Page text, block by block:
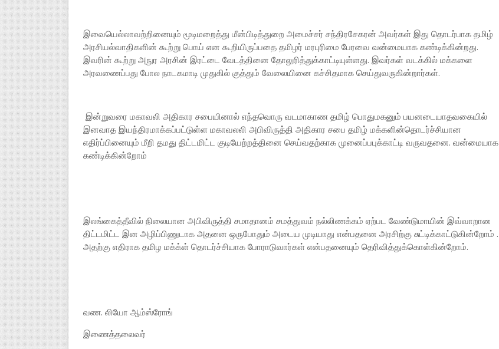
இவையெல்லாவற்றினையும் மூடிமறைத்து மீன்பிடித்துறை அமைச்சர் சந்திரசேகரன் அவர்கள் இது தொடர்பாக தமிழ்
அரசியல்வாதிகளின் கூற்று பொய் என கூறியிருப்பதை தமிழர் மரபுரிமை பேரவை வன்மையாக கண்டிக்கின்றது.
இவரின் கூற்று அநுர அரசின் இரட்டை வேடத்தினை தோலுரித்துக்காட்டியுள்ளது. இவர்கள் வடக்கில் மக்களை
அரவணைப்பது போல நாடகமாடி முதுகில் குத்தும் வேலையினை கச்சிதமாக செய்துவருகின்றார்கள்.
இன்றுவரை மகாவலி அதிகார சபையினால் எந்தவொரு வடமாகாண தமிழ் பொதுமகனும் பயனடையாதவகையில்
இனவாத இயந்திரமாக்கப்பட்டுள்ள மகாவலலி அபிவிருத்தி அதிகார சபை தமிழ் மக்களின்தொடர்ச்சியான
எதிர்ப்பினையும் மீறி தமது திட்டமிட்ட குடியேற்றத்தினை செய்வதற்காக முனைப்பபுக்காட்டி வருவதனை. வன்மையாக
கண்டிக்கின்றோம்
இலங்கைத்தீவில் நிலையான அபிவிருத்தி சமாதானம் சமத்துவம் நல்லிணக்கம் ஏற்பட வேண்டுமாயின் இவ்வாறான
திட்டமிட்ட இன அழிப்பிணுடாக அதனை ஒருபோதும் அடைய முடியாது என்பதனை அரசிற்கு சுட்டிக்காட்டுகின்றோம் .
அதற்கு எதிராக தமிழ மக்க்ள் தொடர்ச்சியாக போராடுவார்கள் என்பதனையும் தெரிவித்துக்கொள்கின்றோம்.
வண. லியோ ஆம்ஸ்ரோங்
இணைத்தலைவர்